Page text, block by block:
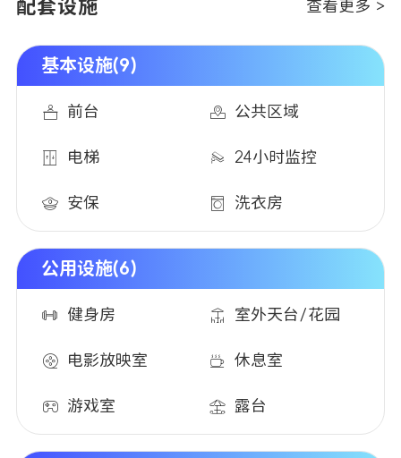
意味着你可以快速抵达伦敦各处。除了地铁，该区域的公
交线路也异常发达。Elephant & Castle车站有超过15条
步行8分钟——到达伦敦艺术大学传媒学院
步行25分钟——到达伦敦国王大学滑铁卢校区
公交19分钟——到达伦敦国王大学河岸校区
公交20分钟——到达伦敦政治经济学院
公寓设施
立厨房和卫浴）两种房型，En-suite面积13-19平，Studio
面积22平左右。房间内通常配备床、书桌、座椅、衣柜和
与安保、每周 2 次免费早餐、每日免费热饮、财产保险，
以及丰富的社区活动，居住体验上兼顾学习与生活平衡，
既有满足专注学习的空间，也有促进社交的公共区域。
配套设施 查看更多 >
基本设施(9)
前台 公共区域
电梯 24小时监控
安保 洗衣房
公用设施(6)
健身房 室外天台/花园
电影放映室 休息室
游戏室 露台